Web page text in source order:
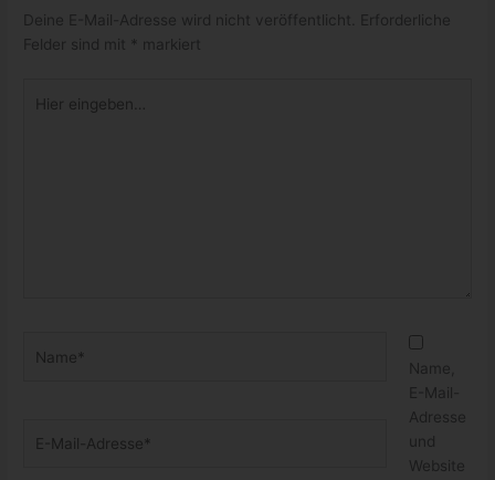
Deine E-Mail-Adresse wird nicht veröffentlicht.
Erforderliche
Felder sind mit
* markiert
eingeben…
Mail-
Name,
E-Mail-
Adresse
und
Website